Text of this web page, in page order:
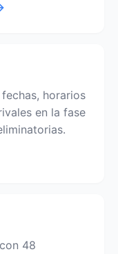
horarios
en la fase
48